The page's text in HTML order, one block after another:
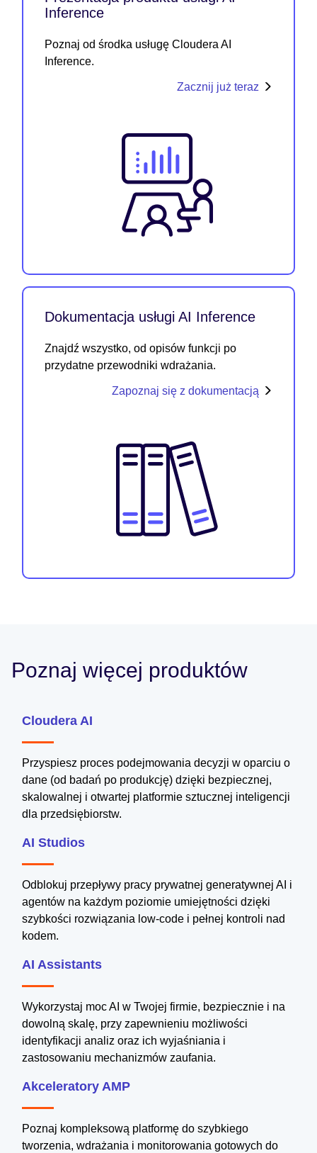
Inference
Poznaj od środka usługę Cloudera AI
Inference.
Zacznij już teraz
Dokumentacja usługi AI Inference
Znajdź wszystko, od opisów funkcji po
przydatne przewodniki wdrażania.
Zapoznaj się z dokumentacją
Poznaj więcej produktów
Cloudera AI
Przyspiesz proces podejmowania decyzji w oparciu o
dane (od badań po produkcję) dzięki bezpiecznej,
skalowalnej i otwartej platformie sztucznej inteligencji
dla przedsiębiorstw.
AI Studios
Odblokuj przepływy pracy prywatnej generatywnej AI i
agentów na każdym poziomie umiejętności dzięki
szybkości rozwiązania low-code i pełnej kontroli nad
kodem.
AI Assistants
Wykorzystaj moc AI w Twojej firmie, bezpiecznie i na
dowolną skalę, przy zapewnieniu możliwości
identyfikacji analiz oraz ich wyjaśniania i
zastosowaniu mechanizmów zaufania.
Akceleratory AMP
Poznaj kompleksową platformę do szybkiego
tworzenia, wdrażania i monitorowania gotowych do